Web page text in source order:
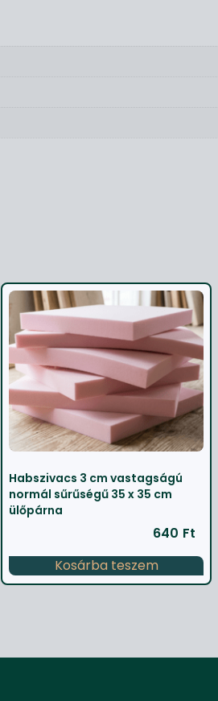
Habszivacs 3 cm vastagságú
normál sűrűségű 35 x 35 cm
ülőpárna
640 Ft
Kosárba teszem